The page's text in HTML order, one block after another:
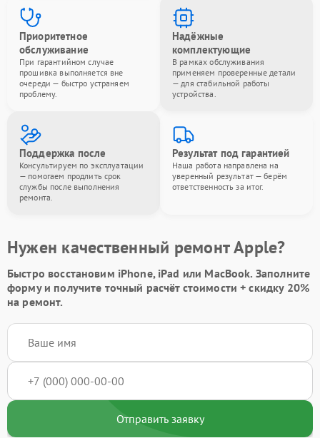
Приоритетное
обслуживание
При гарантийном случае
прошивка выполняется вне
очереди — быстро устраняем
проблему.
Надёжные
комплектующие
В рамках обслуживания
применяем проверенные детали
— для стабильной работы
устройства.
Поддержка после
Консультируем по эксплуатации
— помогаем продлить срок
службы после выполнения
ремонта.
Результат под гарантией
Наша работа направлена на
уверенный результат — берём
ответственность за итог.
Нужен качественный ремонт Apple?
Быстро восстановим iPhone, iPad или MacBook. Заполните
формуи получите точный расчёт стоимости +скидку 20%
на ремонт.
Отправить заявку